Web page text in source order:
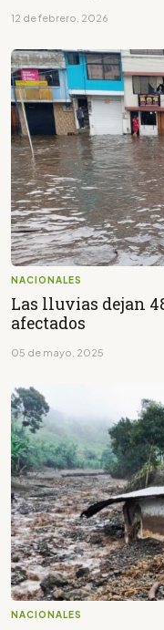
12 de febrero, 2026
NACIONALES
Las lluvias dejan
afectados
05 de mayo, 2025
NACIONALES